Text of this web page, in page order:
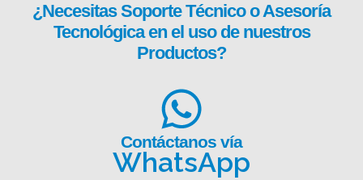
¿NecesitasSoporte Técnicoo Asesoría
Tecnológica en el uso de nuestros
Productos?
Contáctanos vía
WhatsApp